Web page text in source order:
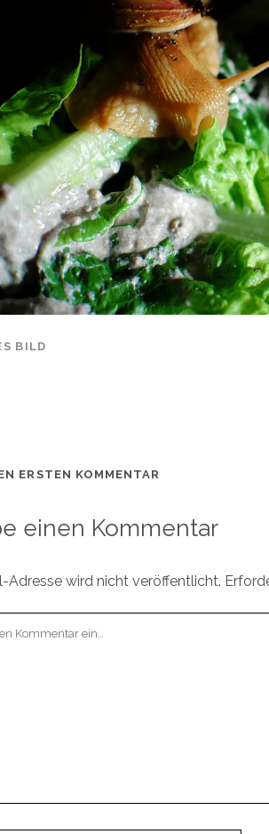
BILD
ERSTEN KOMMENTAR
einen Kommentar
Adresse wird nicht veröffentlicht.